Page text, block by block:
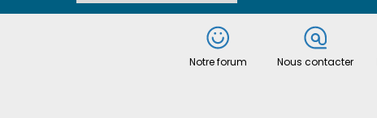
Notre forum Nous contacter